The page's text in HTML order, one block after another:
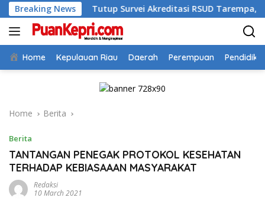
Skip
to
content
Breaking News
Tutup Survei Akreditasi RSUD Tarempa, Bupati Aneng:
Home Kepulauan Riau Daerah Perempuan
Home Berita
Berita
TANTANGAN PENEGAK PROTOKOL KESEHATAN
TERHADAP KEBIASAAAN MASYARAKAT
Redaksi
10 March 2021